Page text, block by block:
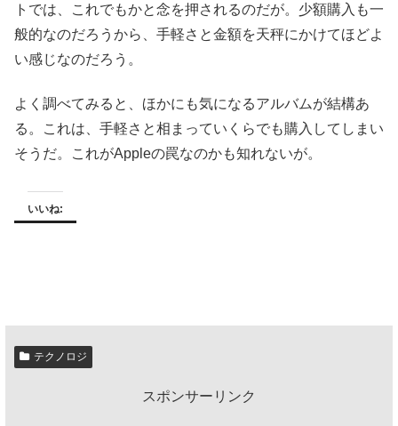
トでは、これでもかと念を押されるのだが。少額購入も一
般的なのだろうから、手軽さと金額を天秤にかけてほどよ
い感じなのだろう。
よく調べてみると、ほかにも気になるアルバムが結構あ
る。これは、手軽さと相まっていくらでも購入してしまい
そうだ。これがAppleの罠なのかも知れないが。
いいね:
テクノロジ
スポンサーリンク